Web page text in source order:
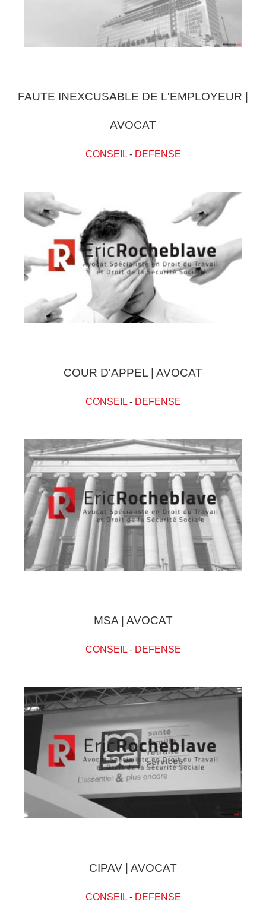
FAUTE INEXCUSABLE DE L'EMPLOYEUR |
AVOCAT
CONSEIL- DEFENSE
COUR D'APPEL | AVOCAT
CONSEIL- DEFENSE
MSA | AVOCAT
CONSEIL- DEFENSE
CIPAV | AVOCAT
CONSEIL- DEFENSE